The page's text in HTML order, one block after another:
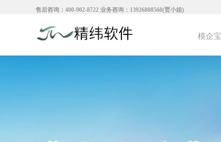
售后咨询：400-902-8722 业务咨询：13926808568(贾小姐)
模企